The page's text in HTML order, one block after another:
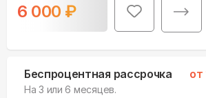
6 000 ₽
Беспроцентная рассрочка от
На 3 или 6 месяцев.